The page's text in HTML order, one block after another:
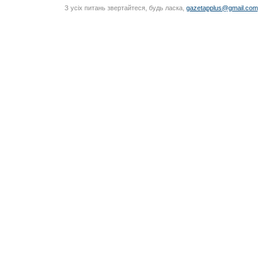
З усіх питань звертайтеся, будь ласка, gazetapplus@gmail.com